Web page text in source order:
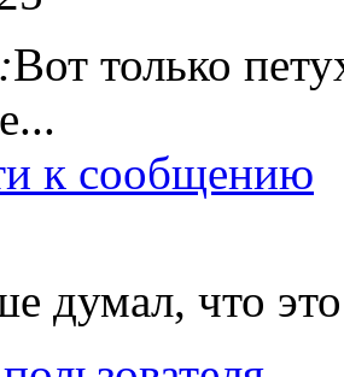
Вот только
к сообщению
думал, что